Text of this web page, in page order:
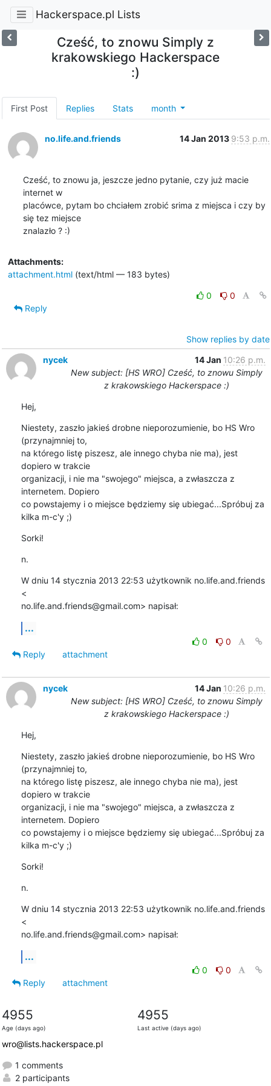
Hackerspace.pl Lists
Cześć, to znowu Simply z
krakowskiego Hackerspace
:)
First Post Replies Stats month
no.life.and.friends 14 Jan 2013 9:53 p.m.
Cześć, to znowu ja, jeszcze jedno pytanie, czy już macie
internet w
placówce, pytam bo chciałem zrobić srima z miejsca i czy by
się tez miejsce
znalazło ? :)
Attachments:
attachment.html(text/html — 183 bytes)
0
0
Reply
Show replies by date
nycek
14 Jan 10:26 p.m.
New subject: [HS WRO] Cześć, to znowu Simply
z krakowskiego Hackerspace :)
Hej,
Niestety, zaszło jakieś drobne nieporozumienie, bo HS Wro
(przynajmniej to,
na którego listę piszesz, ale innego chyba nie ma), jest
dopiero w trakcie
organizacji, i nie ma "swojego" miejsca, a zwłaszcza z
internetem. Dopiero
co powstajemy i o miejsce będziemy się ubiegać...Spróbuj za
kilka m-c'y ;)
Sorki!
n.
W dniu 14 stycznia 2013 22:53 użytkownik no.life.and.friends
<
no.life.and.friends@gmail.com> napisał:
...
0
0
Reply
attachment
nycek 14 Jan 10:26 p.m.
New subject: [HS WRO] Cześć, to znowu Simply
z krakowskiego Hackerspace :)
Hej,
Niestety, zaszło jakieś drobne nieporozumienie, bo HS Wro
(przynajmniej to,
na którego listę piszesz, ale innego chyba nie ma), jest
dopiero w trakcie
organizacji, i nie ma "swojego" miejsca, a zwłaszcza z
internetem. Dopiero
co powstajemy i o miejsce będziemy się ubiegać...Spróbuj za
kilka m-c'y ;)
Sorki!
n.
W dniu 14 stycznia 2013 22:53 użytkownik no.life.and.friends
<
no.life.and.friends@gmail.com> napisał:
...
0
0
Reply
attachment
4955
Age (days ago)
4955
Last active (days ago)
wro@lists.hackerspace.pl
1 comments
2 participants